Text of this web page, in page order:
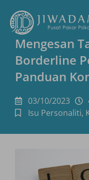
Mengesan
Borderline
Panduan
03/10/2023
Isu Personaliti,